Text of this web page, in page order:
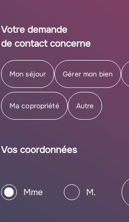
Votre demande
de contact concerne
Mon séjour Gérer mon bien
Ma copropriété Autre
Vos coordonnées
Mme M.